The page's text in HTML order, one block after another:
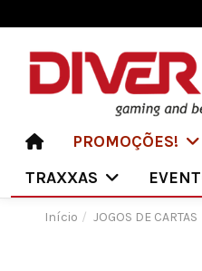
PROMOÇÕES!
TRAXXAS
Início JOGOS DE CARTAS